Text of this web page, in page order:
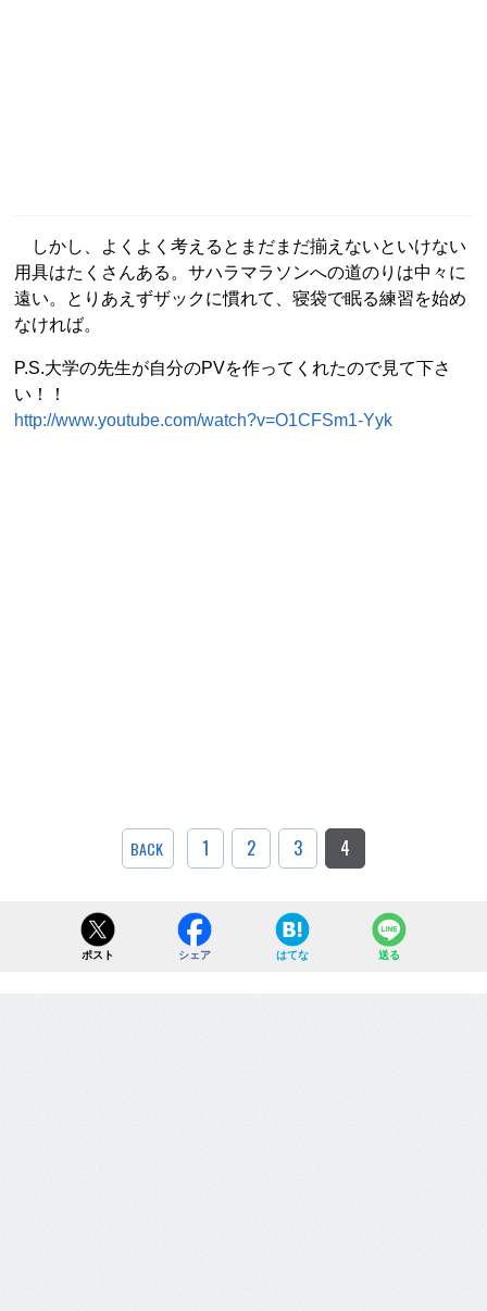
しかし、よくよく考えるとまだまだ揃えないといけない
用具はたくさんある。サハラマラソンへの道のりは中々に
遠い。とりあえずザックに慣れて、寝袋で眠る練習を始め
なければ。
P.S.大学の先生が自分のPVを作ってくれたので見て下さ
い！！
http://www.youtube.com/watch?v=O1CFSm1-Yyk
BACK 1 2 3 4
ポスト シェア はてな 送る